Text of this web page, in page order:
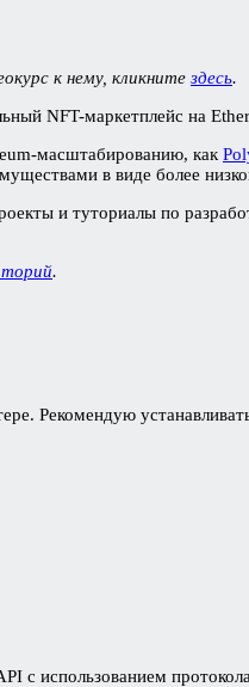
к нему, кликните здесь.
NFT-маркетплейс на
масштабированию, как
в виде более
и туториалы по
.
Рекомендую
с использованием протокола